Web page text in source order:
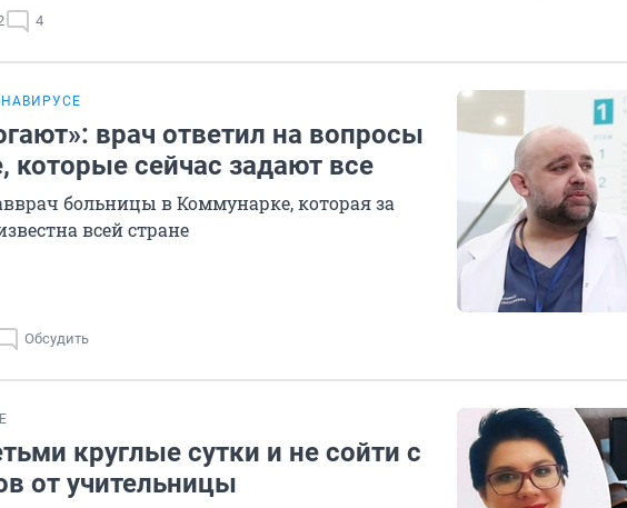
4
врач ответил на вопросы
которые сейчас задают все
больницы в Коммунарке, которая за
всей стране
Обсудить
круглые сутки и не сойти с
от учительницы